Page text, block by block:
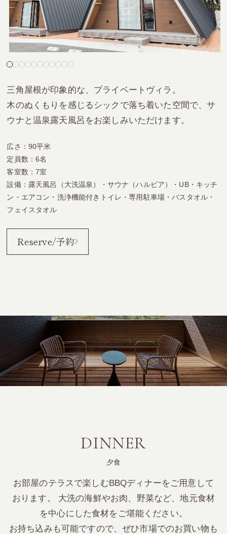
三角屋根が印象的な、プライベートヴィラ。
木のぬくもりを感じるシックで落ち着いた空間で、サ
ウナと温泉露天風呂をお楽しみいただけます。
広さ：90平米
定員数：6名
客室数：7室
設備：露天風呂（大洗温泉）・サウナ（ハルビア）・UB・キッチ
ン・エアコン・洗浄機能付きトイレ・専用駐車場・バスタオル・
フェイスタオル
Reserve/予約
DINNER
夕食
お部屋のテラスで楽しむBBQディナーをご用意して
おります。
大洗の海鮮やお肉、野菜など、地元食材
を中心にした食材をご堪能ください。
お持ち込みも可能ですので、ぜひ市場でのお買い物も